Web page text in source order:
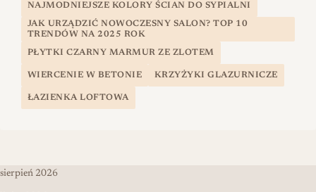
NAJMODNIEJSZE KOLORY ŚCIAN DO SYPIALNI
JAK URZĄDZIĆ NOWOCZESNY SALON? TOP 10
TRENDÓW NA 2025 ROK
PŁYTKI CZARNY MARMUR ZE ZLOTEM
WIERCENIE W BETONIE KRZYŻYKI GLAZURNICZE
ŁAZIENKA LOFTOWA
sierpień 2026